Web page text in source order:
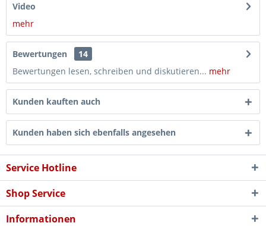
Video
mehr
Bewertungen
14
Bewertungen lesen, schreiben und diskutieren... mehr
Kunden kauften auch
Kunden haben sich ebenfalls angesehen
Service Hotline
Shop Service
Informationen